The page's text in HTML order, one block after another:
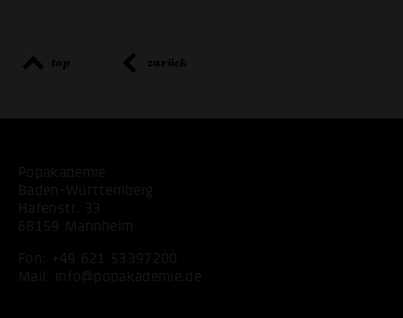
top zurück
Popakademie
Baden-Württemberg
Hafenstr. 33
68159 Mannheim
Fon:
+49 621 53397200
Mail:
info@popakademie.de